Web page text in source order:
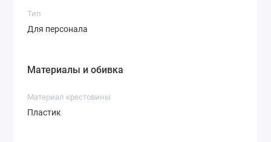
Тип
Для персонала
Материалы и обивка
Материал крестовины
Пластик